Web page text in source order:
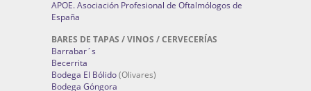
APOE. Asociación Profesional de Oftalmólogos de
España
BARES DE TAPAS / VINOS / CERVECERÍAS
Barrabar´s
Becerrita
Bodega El Bólido(Olivares)
Bodega Góngora